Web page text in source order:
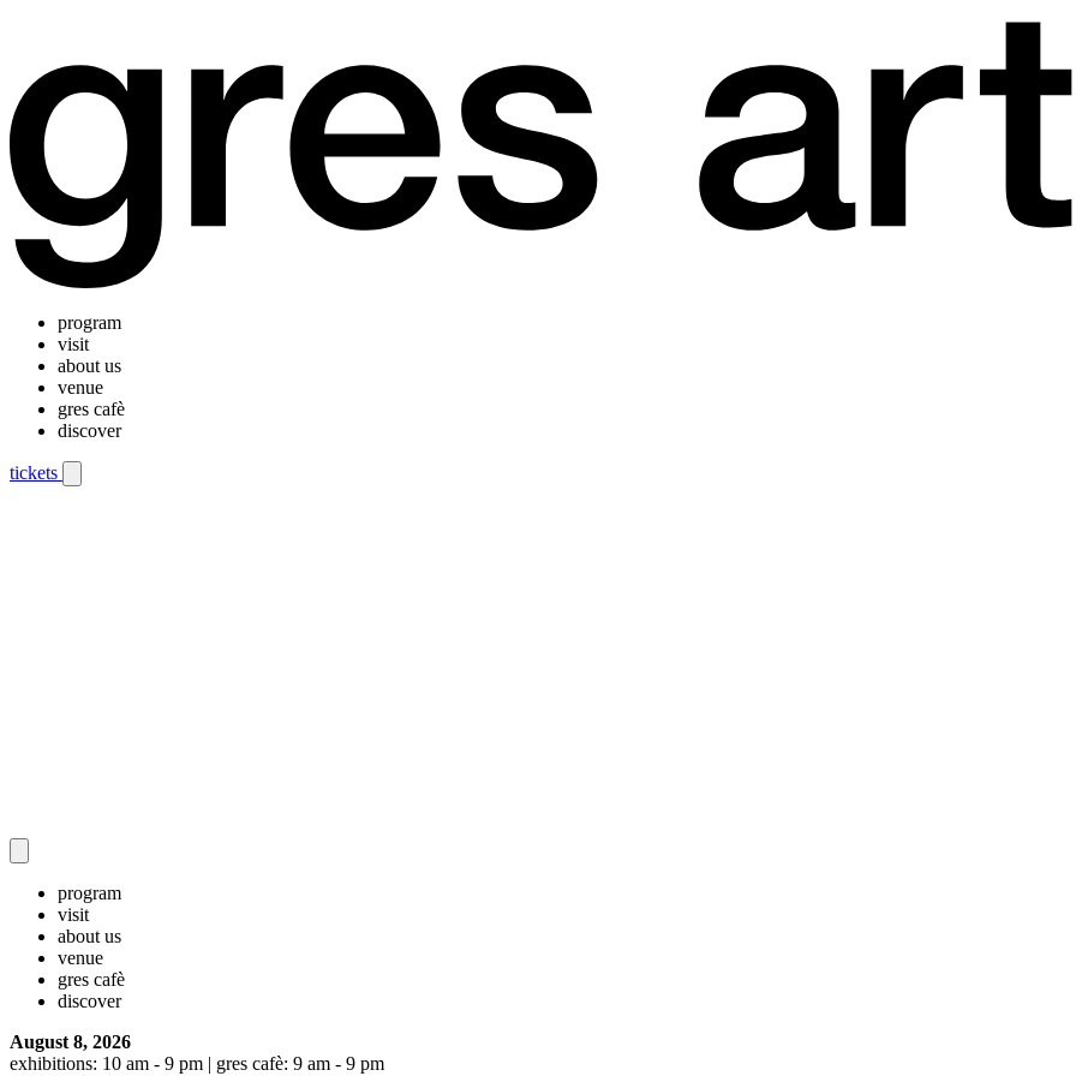
program
visit
about us
venue
gres cafè
discover
tickets
program
visit
about us
venue
gres cafè
discover
August 8, 2026
exhibitions: 10 am - 9 pm | gres cafè: 9 am - 9 pm